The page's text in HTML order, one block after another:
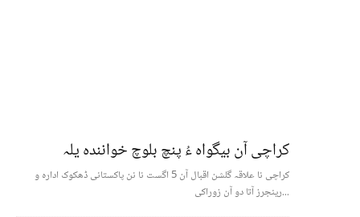
کراچی آن بیگواہ ءُ پنچ بلوچ خوانندہ یلہ
کراچی نا علاقہ گلشن اقبال آن 5 اگست نا نن پاکستانی ڈھکوک ادارہ و
رینجرز آتا دو آن زوراکی...